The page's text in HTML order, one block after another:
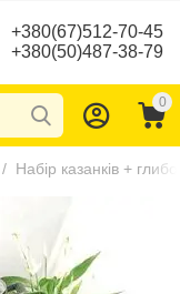
+380(67)512-70-45
+380(50)487-38-79
0
/